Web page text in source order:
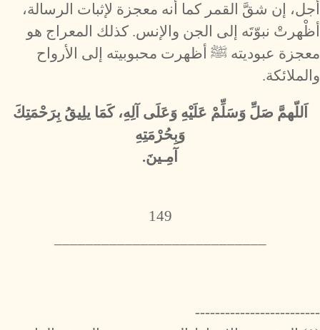
أجل، إن شقَّ القمر كما أنه معجزة لإثبات الرسالة،
أظْهرتْ نبوّتَه إلى الجن والإنس. كذلك المعراج هو
معجزة عبوديته ﷺ أظهرت محبوبيته إلى الأرواح
والملائكة.
اَللّهمَّ صَلِّ وَسَلِّمْ عَلَيْهِ وَعَلَى آلِهِ، كَمَا يلِيقُ بِرَحْمَتِكَ
وَبِحُرْمَتِهِ
آمِـينَ.
149
-------------------------